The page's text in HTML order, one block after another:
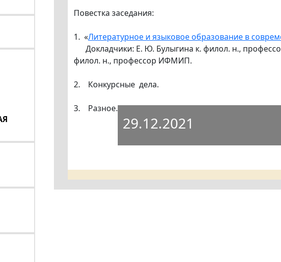
Повестка заседания:
1. «Литературное и языковое образование в
Докладчики: Е. Ю. Булыгина к. филол. н.,
филол. н., профессор ИФМИП.
2. Конкурсные дела.
3. Разное.
29.12.2021